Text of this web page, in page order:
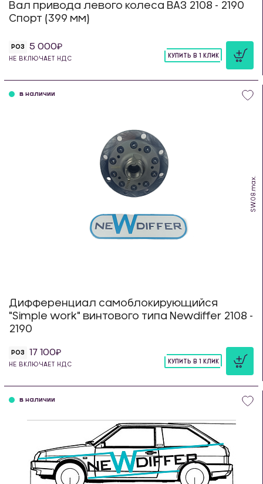
Вал привода левого колеса ВАЗ 2108 - 2190
Спорт (399 мм)
РОЗ 5 000
НЕ ВКЛЮЧАЕТ НДС
КУПИТЬ В 1 КЛИК
SW.08.max.
в наличии
Дифференциал самоблокирующийся
"Simple work" винтового типа Newdiffer 2108 -
2190
РОЗ 17 100
НЕ ВКЛЮЧАЕТ НДС
КУПИТЬ В 1 КЛИК
в наличии